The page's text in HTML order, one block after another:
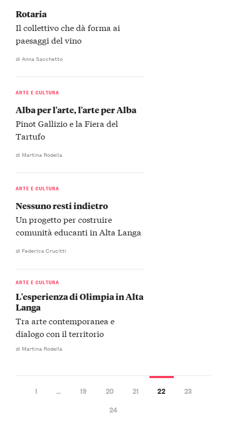
Rotaria
Il collettivo che dà forma ai
paesaggi del vino
di Anna Sacchetto
ARTE E CULTURA
Alba per l'arte, l'arte per Alba
Pinot Gallizio e la Fiera del
Tartufo
di Martina Rodella
ARTE E CULTURA
Nessuno resti indietro
Un progetto per costruire
comunità educanti in Alta Langa
di Federica Crucitti
ARTE E CULTURA
L'esperienza di Olimpia in Alta
Langa
Tra arte contemporanea e
dialogo con il territorio
di Martina Rodella
1 … 19 20 21 22
23
24